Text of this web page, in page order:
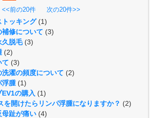
<<前の20件
次の20件>>
トッキング (1)
修について (3)
久脱毛 (3)
(2)
て (3)
濯の頻度について (2)
浮腫 (1)
の購入 (1)
を開けたらリンパ浮腫になりますか？ (2)
母趾が痛い (4)